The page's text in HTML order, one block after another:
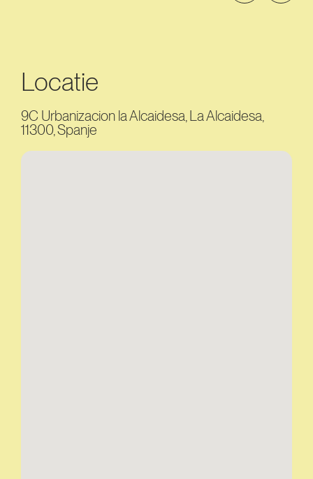
Locatie
9C Urbanizacion la Alcaidesa, La Alcaidesa,
11300, Spanje